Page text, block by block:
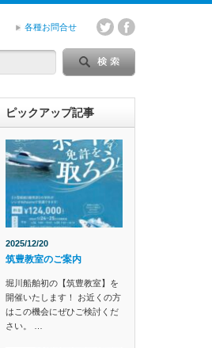
各種お問合せ
ピックアップ記事
2025/12/20
筑豊教室のご案内
堀川船舶初の【筑豊教室】を
開催いたします！ お近くの方
はこの機会にぜひご検討くだ
さい。 …